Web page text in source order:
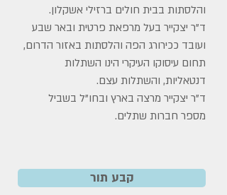
והלסתות בבית חולים ברזילי אשקלון.
ד"ר יצקייר בעל מרפאת פרטית ובאר שבע
ועובד ככירורג הפה והלסתות באזור הדרום,
תחום עיסוקו העיקרי הינו השתלות
דנטאליות, והשתלות עצם.
ד"ר יצקייר מרצה בארץ ובחו"ל בשביל
מספר חברות שתלים.
קבע תור